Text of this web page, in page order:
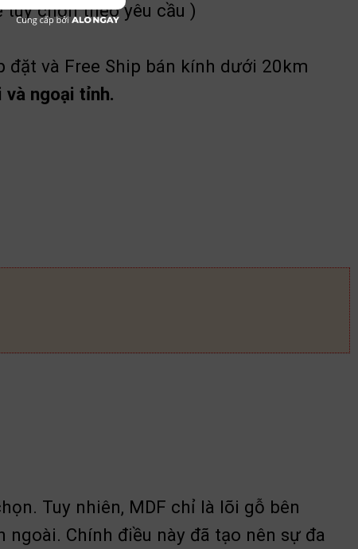
chọn theo yêu cầu )
đặt và Free Ship bán kính dưới 20km
và ngoại tỉnh.
số lượng
Tuy nhiên, MDF chỉ là lõi gỗ bên
Chính điều này đã tạo nên sự đa